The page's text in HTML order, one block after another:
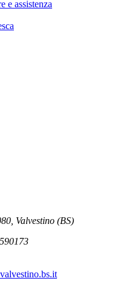
e assistenza
Valvestino (BS)